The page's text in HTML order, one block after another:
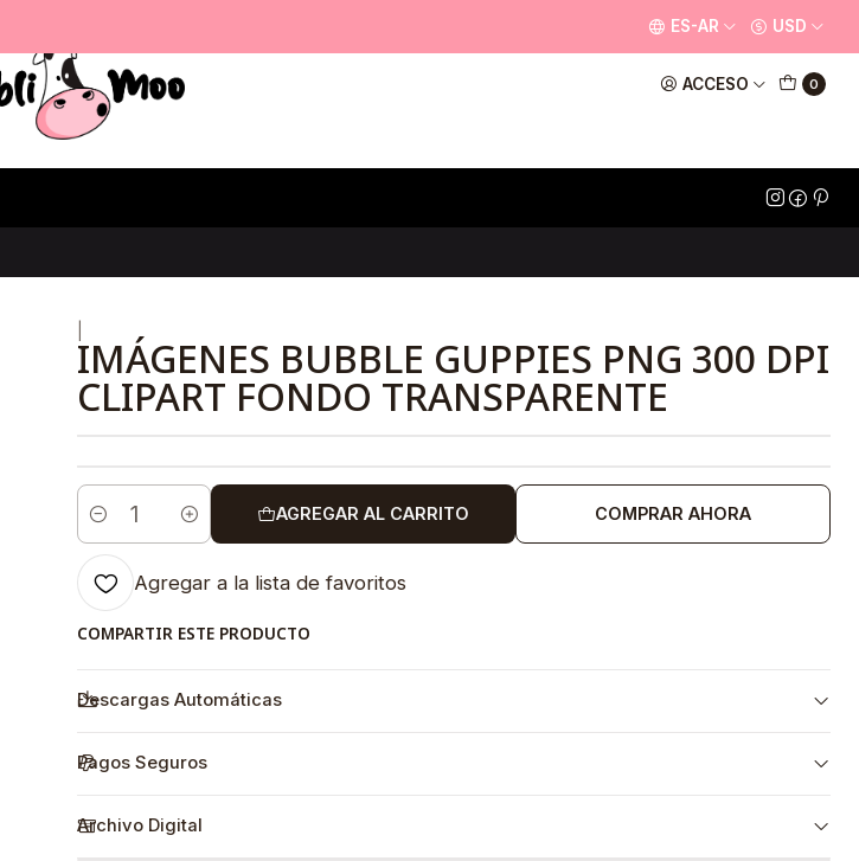
ACCESO 0
ES-AR USD
IMÁGENES BUBBLE GUPPIES PNG 300 DPI
CLIPART FONDO TRANSPARENTE
Cantidad
AGREGAR AL CARRITO COMPRAR AHORA
Agregar a la lista de favoritos
COMPARTIR ESTE PRODUCTO
Descargas Automáticas
Pagos Seguros
Archivo Digital